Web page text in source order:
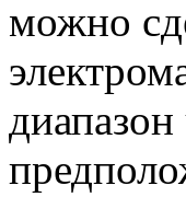
можно
диапазон